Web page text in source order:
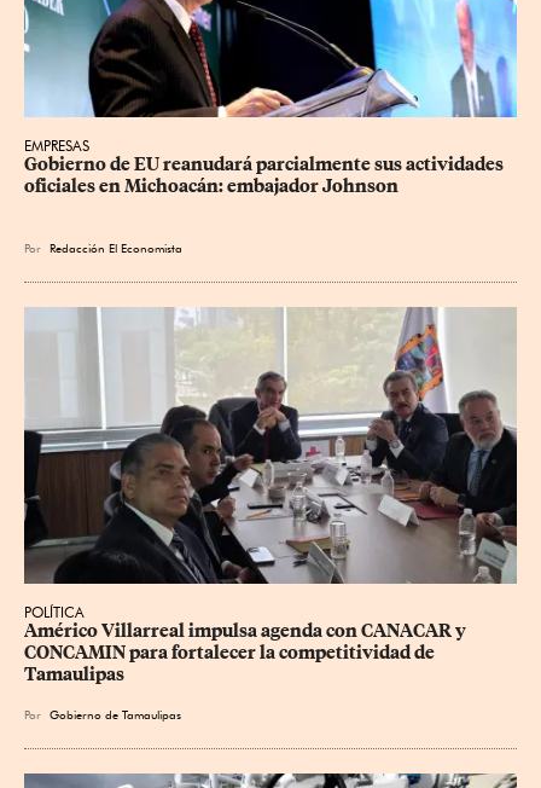
EMPRESAS
Gobierno de EU reanudará parcialmente sus actividades
oficiales en Michoacán: embajador Johnson
Por Redacción El Economista
POLÍTICA
Américo Villarreal impulsa agenda con CANACAR y
CONCAMIN para fortalecer la competitividad de
Tamaulipas
Por Gobierno de Tamaulipas